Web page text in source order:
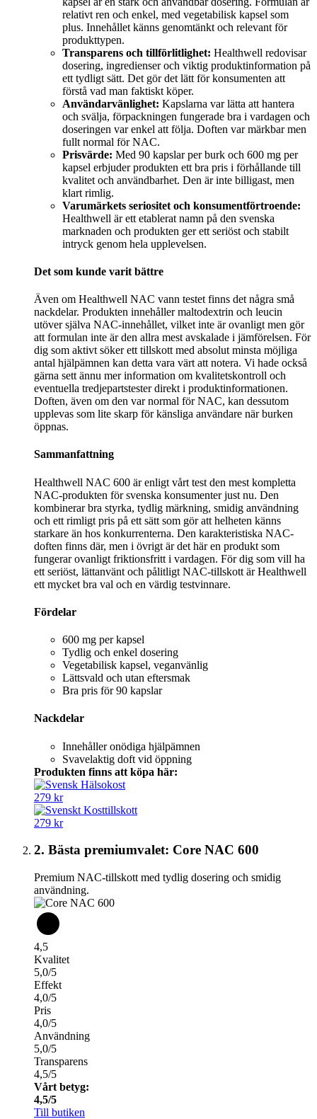
relativt ren och enkel, med vegetabilisk kapsel som
plus. Innehållet känns genomtänkt och relevant för
produkttypen.
Transparens och tillförlitlighet: Healthwell redovisar
dosering, ingredienser och viktig produktinformation på
ett tydligt sätt. Det gör det lätt för konsumenten att
förstå vad man faktiskt köper.
Användarvänlighet: Kapslarna var lätta att hantera
och svälja, förpackningen fungerade bra i vardagen och
doseringen var enkel att följa. Doften var märkbar men
fullt normal för NAC.
Prisvärde: Med 90 kapslar per burk och 600 mg per
kapsel erbjuder produkten ett bra pris i förhållande till
kvalitet och användbarhet. Den är inte billigast, men
klart rimlig.
Varumärkets seriositet och konsumentförtroende:
Healthwell är ett etablerat namn på den svenska
marknaden och produkten ger ett seriöst och stabilt
intryck genom hela upplevelsen.
Det som kunde varit bättre
Även om Healthwell NAC vann testet finns det några små
nackdelar. Produkten innehåller maltodextrin och leucin
utöver själva NAC-innehållet, vilket inte är ovanligt men gör
att formulan inte är den allra mest avskalade i jämförelsen. För
dig som aktivt söker ett tillskott med absolut minsta möjliga
antal hjälpämnen kan detta vara värt att notera. Vi hade också
gärna sett ännu mer information om kvalitetskontroll och
eventuella tredjepartstester direkt i produktinformationen.
Doften, även om den var normal för NAC, kan dessutom
upplevas som lite skarp för känsliga användare när burken
öppnas.
Sammanfattning
Healthwell NAC 600 är enligt vårt test den mest kompletta
NAC-produkten för svenska konsumenter just nu. Den
kombinerar bra styrka, tydlig märkning, smidig användning
och ett rimligt pris på ett sätt som gör att helheten känns
starkare än hos konkurrenterna. Den karakteristiska NAC-
doften finns där, men i övrigt är det här en produkt som
fungerar ovanligt friktionsfritt i vardagen. För dig som vill ha
ett seriöst, lättanvänt och pålitligt NAC-tillskott är Healthwell
ett mycket bra val och en värdig testvinnare.
Fördelar
600 mg per kapsel
Tydlig och enkel dosering
Vegetabilisk kapsel, veganvänlig
Lättsvald och utan eftersmak
Bra pris för 90 kapslar
Nackdelar
Innehåller onödiga hjälpämnen
Svavelaktig doft vid öppning
Produkten finns att köpa här:
279 kr
279 kr
2. Bästa premiumvalet: Core NAC 600
Premium NAC-tillskott med tydlig dosering och smidig
användning.
4,5
Kvalitet
5,0/5
Effekt
4,0/5
Pris
4,0/5
Användning
5,0/5
Transparens
4,5/5
Vårt betyg:
4,5/5
Till butiken